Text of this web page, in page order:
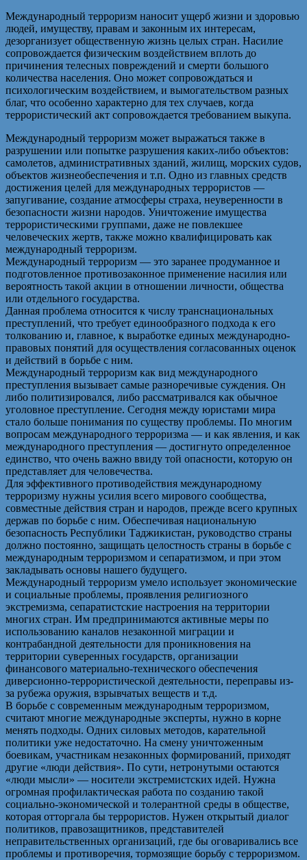
Международный терроризм наносит ущерб жизни и здоровью
людей, имуществу, правам и законным их интересам,
дезорганизует общественную жизнь целых стран. Насилие
сопровождается физическим воздействием вплоть до
причинения телесных повреждений и смерти большого
количества населения. Оно может сопровождаться и
психологическим воздействием, и вымогательством разных
благ, что особенно характерно для тех случаев, когда
террористический акт сопровождается требованием выкупа.
Международный терроризм может выражаться также в
разрушении или попытке разрушения каких-либо объектов:
самолетов, административных зданий, жилищ, морских судов,
объектов жизнеобеспечения и т.п. Одно из главных средств
достижения целей для международных террористов —
запугивание, создание атмосферы страха, неуверенности в
безопасности жизни народов. Уничтожение имущества
террористическими группами, даже не повлекшее
человеческих жертв, также можно квалифицировать как
международный терроризм.
Международный терроризм — это заранее продуманное и
подготовленное противозаконное применение насилия или
вероятность такой акции в отношении личности, общества
или отдельного государства.
Данная проблема относится к числу транснациональных
преступлений, что требует единообразного подхода к его
толкованию и, главное, к выработке единых международно-
правовых понятий для осуществления согласованных оценок
и действий в борьбе с ним.
Международный терроризм как вид международного
преступления вызывает самые разноречивые суждения. Он
либо политизировался, либо рассматривался как обычное
уголовное преступление. Сегодня между юристами мира
стало больше понимания по существу проблемы. По многим
вопросам международного терроризма — и как явления, и как
международного преступления — достигнуто определенное
единство, что очень важно ввиду той опасности, которую он
представляет для человечества.
Для эффективного противодействия международному
терроризму нужны усилия всего мирового сообщества,
совместные действия стран и народов, прежде всего крупных
держав по борьбе с ним. Обеспечивая национальную
безопасность Республики Таджикистан, руководство страны
должно постоянно, защищать целостность страны в борьбе с
международным терроризмом и сепаратизмом, и при этом
закладывать основы нашего будущего.
Международный терроризм умело использует экономические
и социальные проблемы, проявления религиозного
экстремизма, сепаратистские настроения на территории
многих стран. Им предпринимаются активные меры по
использованию каналов незаконной миграции и
контрабандной деятельности для проникновения на
территории суверенных государств, организации
финансового материально-технического обеспечения
диверсионно-террористической деятельности, переправы из-
за рубежа оружия, взрывчатых веществ и т.д.
В борьбе с современным международным терроризмом,
считают многие международные эксперты, нужно в корне
менять подходы. Одних силовых методов, карательной
политики уже недостаточно. На смену уничтоженным
боевикам, участникам незаконных формирований, приходят
другие «люди действия». По сути, нетронутыми остаются
«люди мысли» — носители экстремистских идей. Нужна
огромная профилактическая работа по созданию такой
социально-экономической и толерантной среды в обществе,
которая отторгала бы террористов. Нужен открытый диалог
политиков, правозащитников, представителей
неправительственных организаций, где бы оговаривались все
проблемы и противоречия, тормозящие борьбу с терроризмом.